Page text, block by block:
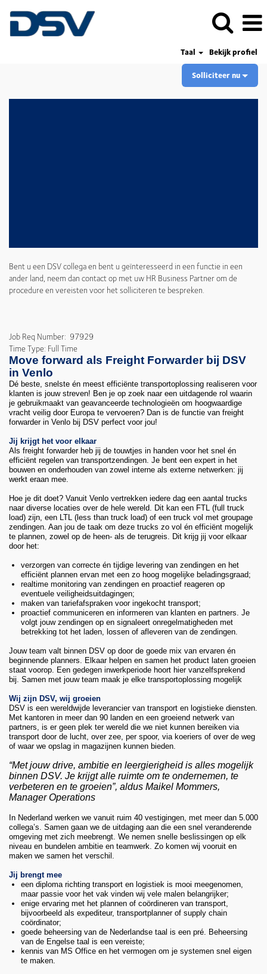
Taal
Bekijk profiel
Solliciteer nu
Bent u een DSV collega en bent u geïnteresseerd in een functie in een
ander land, neem dan contact op met uw HR Business Partner om de
procedure en vereisten voor het solliciteren te bespreken.
Job Req Number: 97929
Time Type: Full Time
Move forward als Freight Forwarder bij DSV
in Venlo
Dé beste, snelste én meest efficiënte transportoplossing realiseren voor
klanten is jouw streven! Ben je op zoek naar een uitdagende rol waarin
je gebruikmaakt van geavanceerde technologieën om hoogwaardige
vracht veilig door Europa te vervoeren? Dan is de functie van freight
forwarder in Venlo bij DSV perfect voor jou!
Jij krijgt het voor elkaar
Als freight forwarder heb jij de touwtjes in handen voor het snel én
efficiënt regelen van transportzendingen. Je bent een expert in het
bouwen en onderhouden van zowel interne als externe netwerken: jij
werkt eraan mee.
Hoe je dit doet? Vanuit Venlo vertrekken iedere dag een aantal trucks
naar diverse locaties over de hele wereld. Dit kan een FTL (full truck
load) zijn, een LTL (less than truck load) of een truck vol met groupage
zendingen. Aan jou de taak om deze trucks zo vol én efficiënt mogelijk
te plannen, zowel op de heen- als de terugreis. Dit krijg jij voor elkaar
door het:
verzorgen van correcte én tijdige levering van zendingen en het
efficiënt plannen ervan met een zo hoog mogelijke beladingsgraad;
realtime monitoring van zendingen en proactief reageren op
eventuele veiligheidsuitdagingen;
maken van tariefafspraken voor ingekocht transport;
proactief communiceren en informeren van klanten en partners. Je
volgt jouw zendingen op en signaleert onregelmatigheden met
betrekking tot het laden, lossen of afleveren van de zendingen.
Jouw team valt binnen DSV op door de goede mix van ervaren én
beginnende planners. Elkaar helpen en samen het product laten groeien
staat voorop. Een gedegen inwerkperiode hoort hier vanzelfsprekend
bij. Samen met jouw team maak je elke transportoplossing mogelijk
Wij zijn DSV, wij groeien
DSV is een wereldwijde leverancier van transport en logistieke diensten.
Met kantoren in meer dan 90 landen en een groeiend netwerk van
partners, is er geen plek ter wereld die we niet kunnen bereiken via
transport door de lucht, over zee, per spoor, via koeriers of over de weg
of waar we opslag in magazijnen kunnen bieden.
“Met jouw drive, ambitie en leergierigheid is alles mogelijk
binnen DSV. Je krijgt alle ruimte om te ondernemen, te
verbeteren en te groeien”, aldus Maikel Mommers,
Manager Operations
In Nederland werken we vanuit ruim 40 vestigingen, met meer dan 5.000
collega’s. Samen gaan we de uitdaging aan die een snel veranderende
omgeving met zich meebrengt. We nemen snelle beslissingen op elk
niveau en bundelen ambitie en teamwerk. Zo komen wij vooruit en
maken we samen het verschil.
Jij brengt mee
een diploma richting transport en logistiek is mooi meegenomen,
maar passie voor het vak vinden wij vele malen belangrijker;
enige ervaring met het plannen of coördineren van transport,
bijvoorbeeld als expediteur, transportplanner of supply chain
coördinator;
goede beheersing van de Nederlandse taal is een pré. Beheersing
van de Engelse taal is een vereiste;
kennis van MS Office en het vermogen om je systemen snel eigen
te maken.